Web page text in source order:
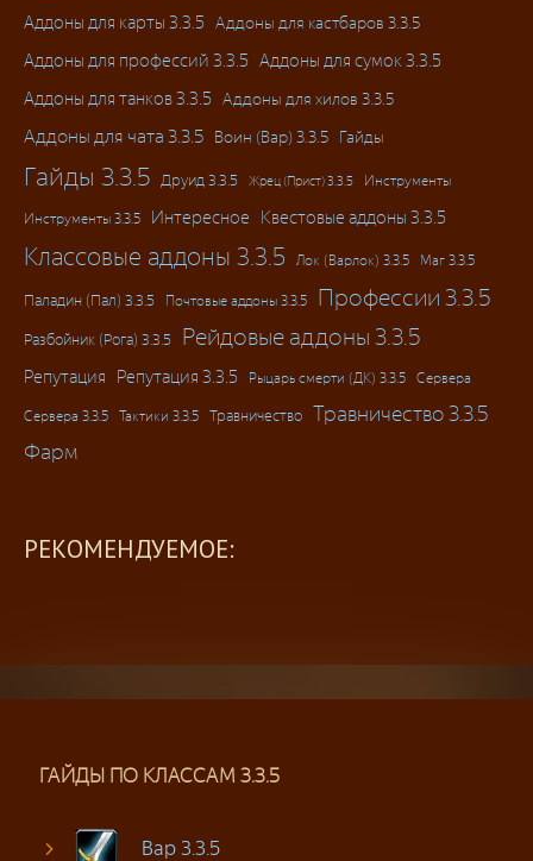
Аддоны для карты 3.3.5 Аддоны для кастбаров 3.3.5
Аддоны для профессий 3.3.5 Аддоны для сумок 3.3.5
Аддоны для танков 3.3.5 Аддоны для хилов 3.3.5
Аддоны для чата 3.3.5 Воин (Вар) 3.3.5 Гайды
Гайды 3.3.5 Друид 3.3.5 Жрец (Прист) 3.3.5 Инструменты
Инструменты 3.3.5 Интересное Квестовые аддоны 3.3.5
Классовые аддоны 3.3.5 Лок (Варлок) 3.3.5 Маг 3.3.5
Паладин (Пал) 3.3.5 Почтовые аддоны 3.3.5 Профессии 3.3.5
Разбойник (Рога) 3.3.5 Рейдовые аддоны 3.3.5
Репутация Репутация 3.3.5 Рыцарь смерти (ДК) 3.3.5 Сервера
Сервера 3.3.5 Тактики 3.3.5 Травничество Травничество 3.3.5
Фарм
РЕКОМЕНДУЕМОЕ:
ГАЙДЫ ПО КЛАССАМ 3.3.5
Вар 3.3.5